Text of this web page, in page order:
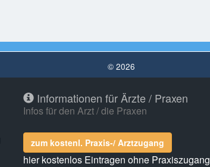
© 2026
Informationen für Ärzte / Praxen
Infos für den Arzt / die Praxen
zum kostenl. Praxis-/ Arztzugang
hier kostenlos Eintragen ohne Praxiszugang